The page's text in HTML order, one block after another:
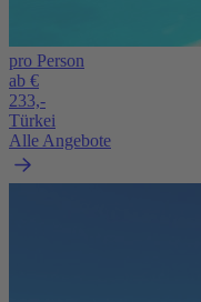
pro Person
ab €
233,-
Türkei
Alle Angebote